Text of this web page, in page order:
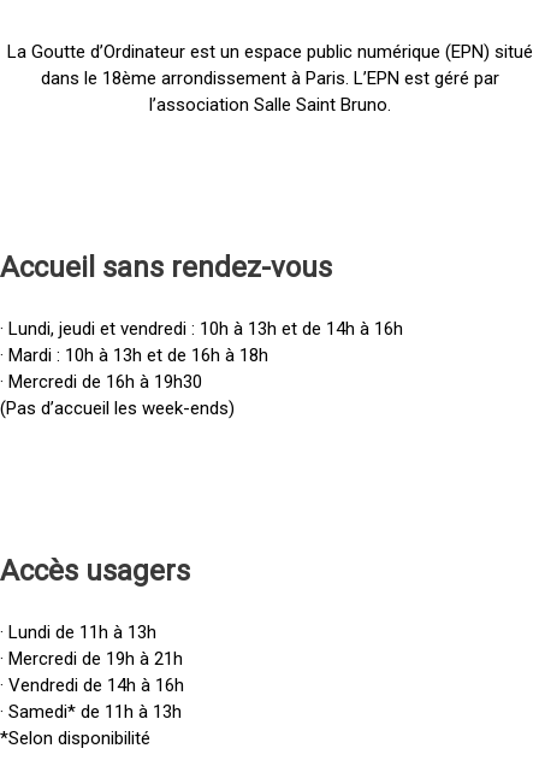
La Goutte d’Ordinateur est un espace public numérique (EPN) situé
dans le 18ème arrondissement à Paris. L’EPN est géré par
l’association Salle Saint Bruno.
Accueil sans rendez-vous
· Lundi, jeudi et vendredi : 10h à 13h et de 14h à 16h
· Mardi : 10h à 13h et de 16h à 18h
· Mercredi de 16h à 19h30
(Pas d’accueil les week-ends)
Accès usagers
· Lundi de 11h à 13h
· Mercredi de 19h à 21h
· Vendredi de 14h à 16h
· Samedi* de 11h à 13h
*Selon disponibilité